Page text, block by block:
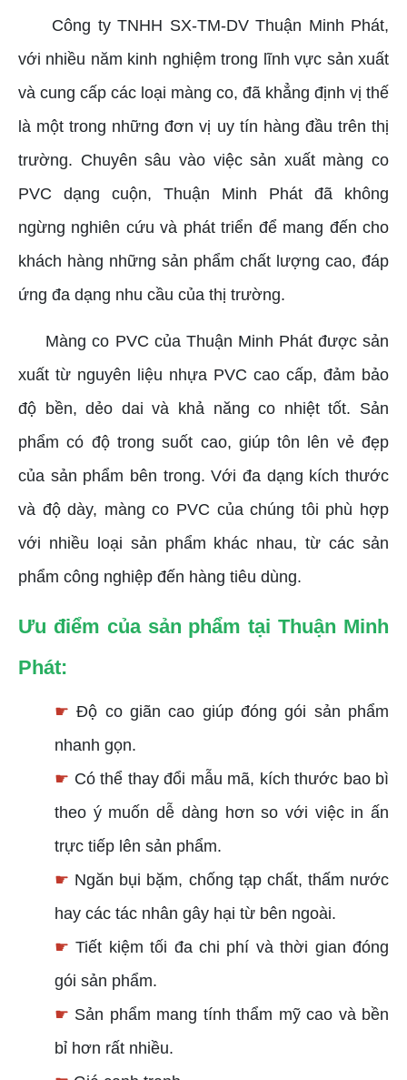
Công ty TNHH SX-TM-DV Thuận Minh Phát,
với nhiều năm kinh nghiệm trong lĩnh vực sản xuất
và cung cấp các loại màng co, đã khẳng định vị thế
là một trong những đơn vị uy tín hàng đầu trên thị
trường. Chuyên sâu vào việc sản xuất màng co
PVC dạng cuộn, Thuận Minh Phát đã không
ngừng nghiên cứu và phát triển để mang đến cho
khách hàng những sản phẩm chất lượng cao, đáp
ứng đa dạng nhu cầu của thị trường.
Màng co PVC của Thuận Minh Phát được sản
xuất từ nguyên liệu nhựa PVC cao cấp, đảm bảo
độ bền, dẻo dai và khả năng co nhiệt tốt. Sản
phẩm có độ trong suốt cao, giúp tôn lên vẻ đẹp
của sản phẩm bên trong. Với đa dạng kích thước
và độ dày, màng co PVC của chúng tôi phù hợp
với nhiều loại sản phẩm khác nhau, từ các sản
phẩm công nghiệp đến hàng tiêu dùng.
Ưu điểm của sản phẩm tại Thuận Minh
Phát:
☛ Độ co giãn cao giúp đóng gói sản phẩm
nhanh gọn.
☛ Có thể thay đổi mẫu mã, kích thước bao bì
theo ý muốn dễ dàng hơn so với việc in ấn
trực tiếp lên sản phẩm.
☛ Ngăn bụi bặm, chống tạp chất, thấm nước
hay các tác nhân gây hại từ bên ngoài.
☛ Tiết kiệm tối đa chi phí và thời gian đóng
gói sản phẩm.
☛ Sản phẩm mang tính thẩm mỹ cao và bền
bỉ hơn rất nhiều.